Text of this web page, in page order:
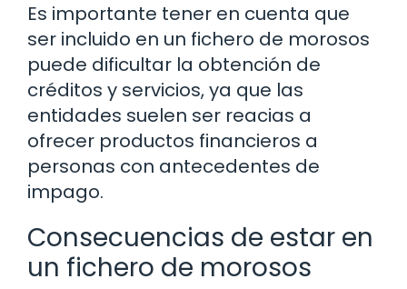
Es importante tener en cuenta que
ser incluido en un fichero de morosos
puede dificultar la obtención de
créditos y servicios, ya que las
entidades suelen ser reacias a
ofrecer productos financieros a
personas con antecedentes de
impago.
Consecuencias de estar en
un fichero de morosos